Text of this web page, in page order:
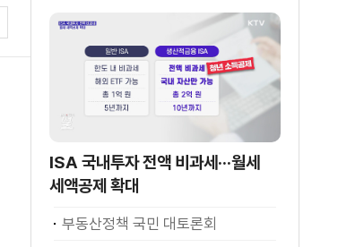
ISA 국내투자 전액 비과세···월세
세액공제 확대
부동산정책 국민 대토론회